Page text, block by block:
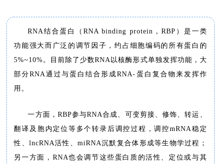
RNA结合蛋白（RNA binding protein，RBP）是一类
功能强大而广泛的调节因子，约占细胞编码的所有蛋白的
5%~10%。目前除了少数RNA以核酶形式单独发挥功能，大
部分RNA通过与蛋白结合形成RNA-蛋白复合物来发挥作
用。
一方面，RBP参与RNA合成、可变剪接、修饰、转运、
翻译及胞内定位等多个转录后调控过程，调控mRNA稳定
性、lncRNA活性、miRNA沉默复合体形成等生物学过程；
另一方面，RNA也会调节这些蛋白质的活性、定位或与其